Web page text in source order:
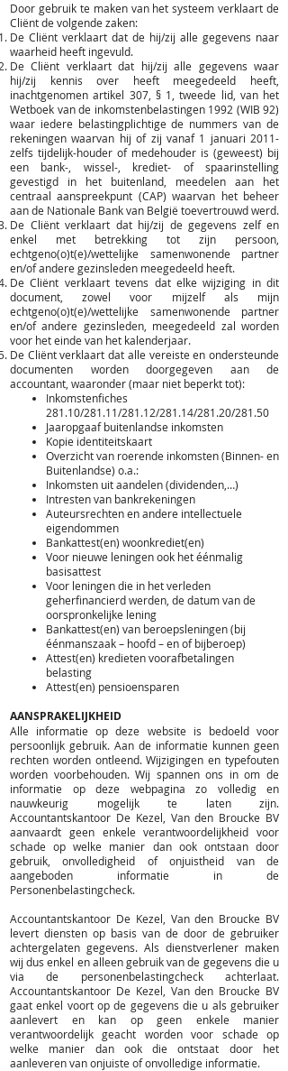
Door gebruik te maken van het systeem verklaart de
Cliënt de volgende zaken:
De Cliënt verklaart dat de hij/zij alle gegevens naar
waarheid heeft ingevuld.
De Cliënt verklaart dat hij/zij alle gegevens waar
hij/zij kennis over heeft meegedeeld heeft,
inachtgenomen artikel 307, § 1, tweede lid, van het
Wetboek van de inkomstenbelastingen 1992 (WIB 92)
waar iedere belastingplichtige de nummers van de
rekeningen waarvan hij of zij vanaf 1 januari 2011-
zelfs tijdelijk-houder of medehouder is (geweest) bij
een bank-, wissel-, krediet- of spaarinstelling
gevestigd in het buitenland, meedelen aan het
centraal aanspreekpunt (CAP) waarvan het beheer
aan de Nationale Bank van België toevertrouwd werd.
De Cliënt verklaart dat hij/zij de gegevens zelf en
enkel met betrekking tot zijn persoon,
echtgeno(o)t(e)/wettelijke samenwonende partner
en/of andere gezinsleden meegedeeld heeft.
De Cliënt verklaart tevens dat elke wijziging in dit
document, zowel voor mijzelf als mijn
echtgeno(o)t(e)/wettelijke samenwonende partner
en/of andere gezinsleden, meegedeeld zal worden
voor het einde van het kalenderjaar.
De Cliënt verklaart dat alle vereiste en ondersteunde
documenten worden doorgegeven aan de
accountant, waaronder (maar niet beperkt tot):
Inkomstenfiches
281.10/281.11/281.12/281.14/281.20/281.50
Jaaropgaaf buitenlandse inkomsten
Kopie identiteitskaart
Overzicht van roerende inkomsten (Binnen- en
Buitenlandse) o.a.:
Inkomsten uit aandelen (dividenden,…)
Intresten van bankrekeningen
Auteursrechten en andere intellectuele
eigendommen
Bankattest(en) woonkrediet(en)
Voor nieuwe leningen ook het éénmalig
basisattest
Voor leningen die in het verleden
geherfinancierd werden, de datum van de
oorspronkelijke lening
Bankattest(en) van beroepsleningen (bij
éénmanszaak – hoofd – en of bijberoep)
Attest(en) kredieten voorafbetalingen
belasting
Attest(en) pensioensparen
AANSPRAKELIJKHEID
Alle informatie op deze website is bedoeld voor
persoonlijk gebruik. Aan de informatie kunnen geen
rechten worden ontleend. Wijzigingen en typefouten
worden voorbehouden. Wij spannen ons in om de
informatie op deze webpagina zo volledig en
nauwkeurig mogelijk te laten zijn.
Accountantskantoor De Kezel, Van den Broucke BV
aanvaardt geen enkele verantwoordelijkheid voor
schade op welke manier dan ook ontstaan door
gebruik, onvolledigheid of onjuistheid van de
aangeboden informatie in de
Personenbelastingcheck.
Accountantskantoor De Kezel, Van den Broucke BV
levert diensten op basis van de door de gebruiker
achtergelaten gegevens. Als dienstverlener maken
wij dus enkel en alleen gebruik van de gegevens die u
via de personenbelastingcheck achterlaat.
Accountantskantoor De Kezel, Van den Broucke BV
gaat enkel voort op de gegevens die u als gebruiker
aanlevert en kan op geen enkele manier
verantwoordelijk geacht worden voor schade op
welke manier dan ook die ontstaat door het
aanleveren van onjuiste of onvolledige informatie.